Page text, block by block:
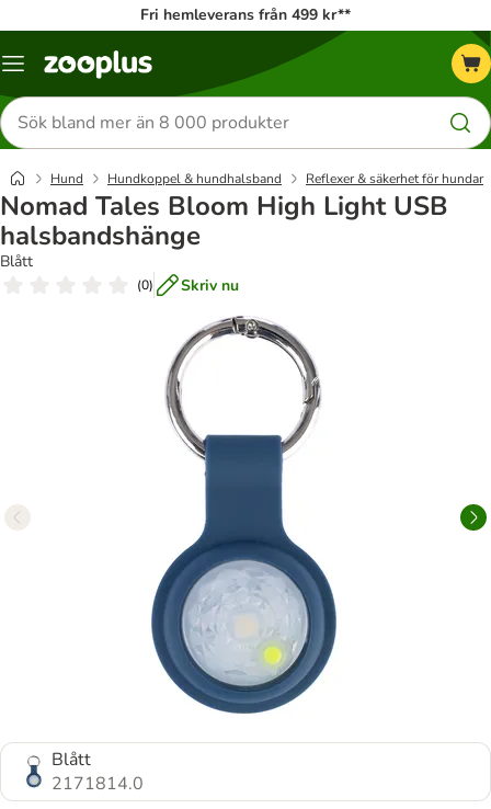
Fri hemleverans från 499 kr**
Katalogmeny
Sök
efter
produkter
Hund Hundkoppel & hundhalsband Reflexer & säkerhet för hundar
Nomad Tales Bloom High Light USB
halsbandshänge
Blått
(0) Skriv nu
Blått
2171814.0